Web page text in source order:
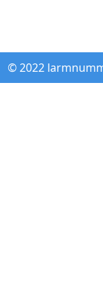
© 2022